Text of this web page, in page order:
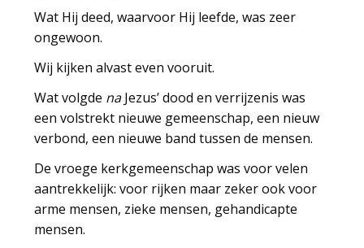
Wat Hij deed, waarvoor Hij leefde, was zeer
ongewoon.
Wij kijken alvast even vooruit.
Wat volgde naJezus’ dood en verrijzenis was
een volstrekt nieuwe gemeenschap, een nieuw
verbond, een nieuwe band tussen de mensen.
De vroege kerkgemeenschap was voor velen
aantrekkelijk: voor rijken maar zeker ook voor
arme mensen, zieke mensen, gehandicapte
mensen.